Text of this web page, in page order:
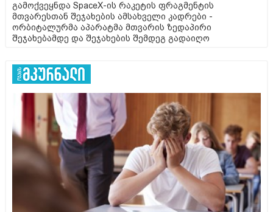
გამოქვეყნდა SpaceX-ის რაკეტის ფრაგმენტის
მთვარესთან შეჯახების ამსახველი კადრები -
ორბიტალურმა აპარატმა მთვარის ზედაპირი
შეჯახებამდე და შეჯახების შემდეგ გადაიღო